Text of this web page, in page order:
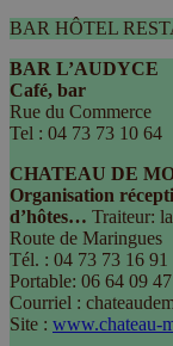
BAR HÔTEL
BAR L’AUDYCE
Café, bar
Rue du Commerce
Tel : 04 73 73 10 64
CHATEAU DE
Organisation
d’hôtes… Traiteur:
Route de Maringues
Tél. : 04 73 73 16 91
Portable: 06 64 09
Courriel :
Site : www.chateau-